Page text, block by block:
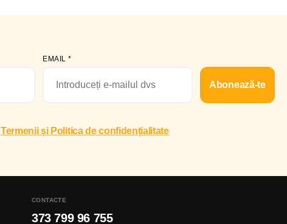
EMAIL*
Abonează-te
Termenii și Politica de confidențialitate
CONTACTE
373 799 96 755